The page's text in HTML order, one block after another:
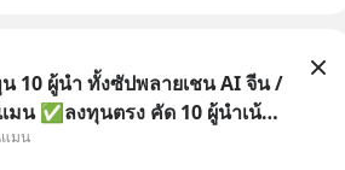
10 ผู้นำ ทั้งซัปพลายเชน AI จีน /
มน ✅ลงทุนตรง คัด 10 ผู้นำเน้น
น ✅คัดเลือกหุ้นใหม่ 9 ตัว เข้า
มน